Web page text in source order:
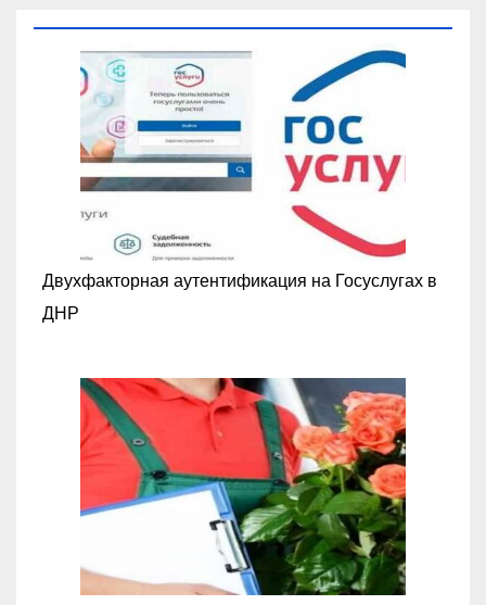
Двухфакторная аутентификация на Госуслугах в
ДНР